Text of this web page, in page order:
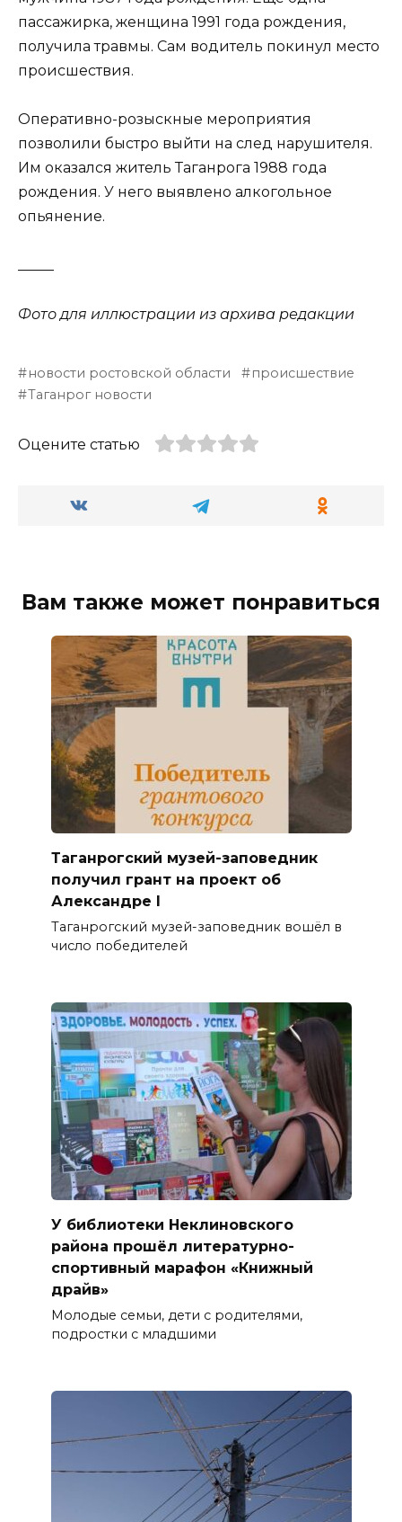
пассажирка, женщина 1991 года рождения,
получила травмы. Сам водитель покинул место
происшествия.
Оперативно-розыскные мероприятия
позволили быстро выйти на след нарушителя.
Им оказался житель Таганрога 1988 года
рождения. У него выявлено алкогольное
опьянение.
Фото для иллюстрации из архива редакции
новости ростовской области
происшествие
Таганрог новости
Оцените статью
Вам также может понравиться
Таганрогский музей-заповедник
получил грант на проект об
Александре I
Таганрогский музей-заповедник вошёл в
число победителей
У библиотеки Неклиновского
района прошёл литературно-
спортивный марафон «Книжный
драйв»
Молодые семьи, дети с родителями,
подростки с младшими